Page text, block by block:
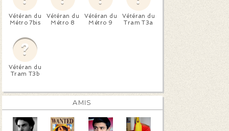
Vétéran du
Métro 7bis
Vétéran du
Métro 8
Vétéran du
Métro 9
Vétéran du
Tram T3a
Vétéran du
Tram T3b
AMIS